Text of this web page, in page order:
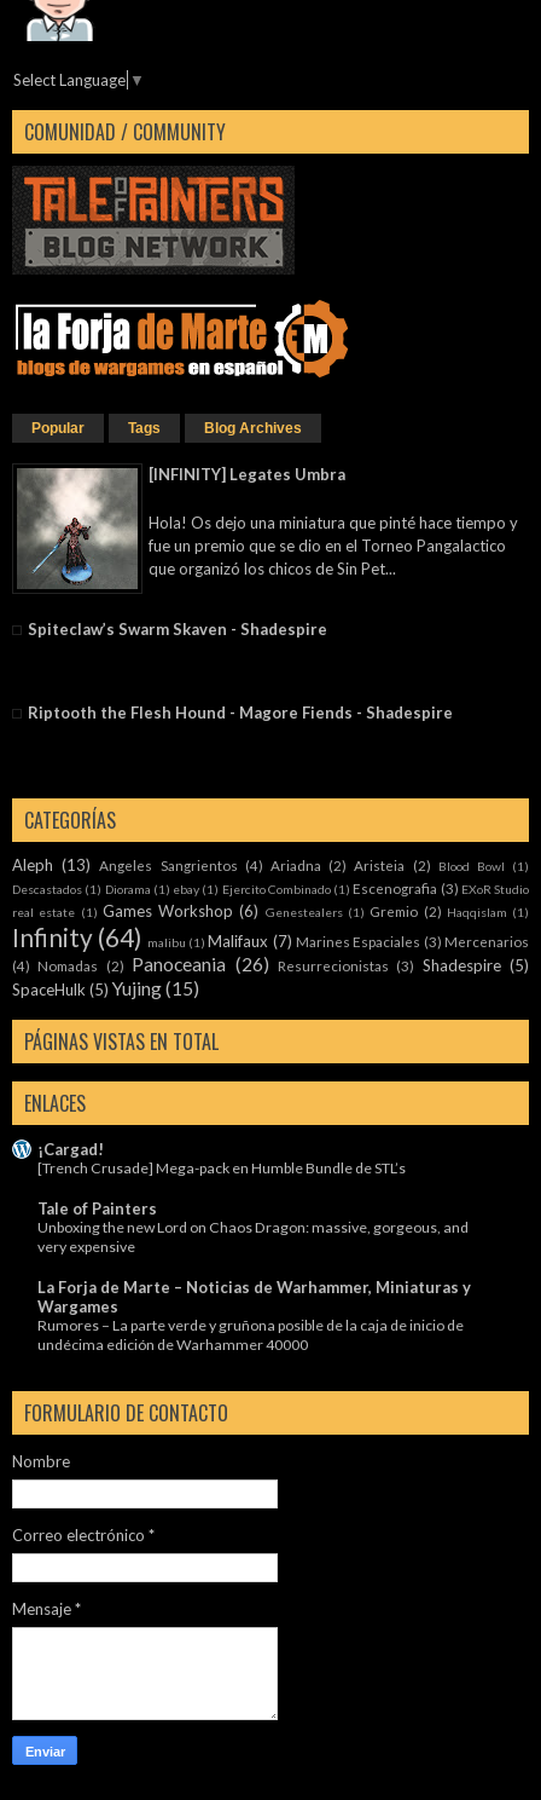
Select Language ▼
COMUNIDAD / COMMUNITY
Popular Tags Blog Archives
[INFINITY] Legates Umbra
Hola! Os dejo una miniatura que pinté hace tiempo y
fue un premio que se dio en el Torneo Pangalactico
que organizó los chicos de Sin Pet...
Spiteclaw’s Swarm Skaven - Shadespire
Riptooth the Flesh Hound - Magore Fiends⁣ - Shadespire
CATEGORÍAS
Aleph (13) Angeles Sangrientos (4) Ariadna (2) Aristeia (2) Blood Bowl
(1)
Descastados (1) Diorama (1) ebay (1) Ejercito Combinado (1) Escenografia (3) EXoR Studio
real estate (1) Games Workshop (6) Genestealers (1) Gremio (2) Haqqislam (1)
Infinity (64) malibu (1) Malifaux (7) Marines Espaciales (3) Mercenarios
(4) Nomadas (2) Panoceania (26) Resurrecionistas (3) Shadespire (5)
SpaceHulk (5) Yujing(15)
PÁGINAS VISTAS EN TOTAL
ENLACES
¡Cargad!
[Trench Crusade] Mega-pack en Humble Bundle de STL’s
Tale of Painters
Unboxing the new Lord on Chaos Dragon: massive, gorgeous, and
very expensive
La Forja de Marte – Noticias de Warhammer, Miniaturas y
Wargames
Rumores – La parte verde y gruñona posible de la caja de inicio de
undécima edición de Warhammer 40000
FORMULARIO DE CONTACTO
Nombre
Correo electrónico *
Mensaje*